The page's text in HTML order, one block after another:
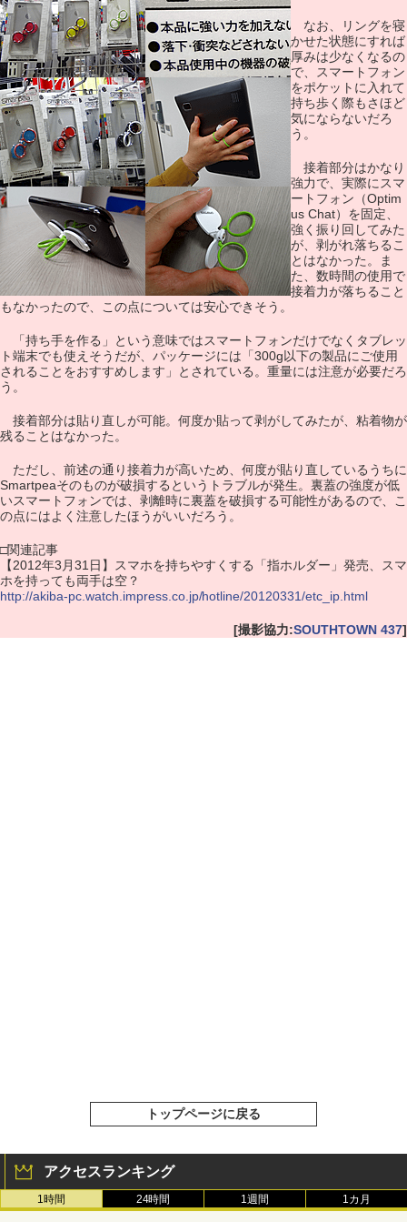
なお、リングを寝
かせた状態にすれば
厚みは少なくなるの
で、スマートフォン
をポケットに入れて
持ち歩く際もさほど
気にならないだろ
う。
接着部分はかなり
強力で、実際にスマ
ートフォン（Optim
us Chat）を固定、
強く振り回してみた
が、剥がれ落ちるこ
とはなかった。ま
た、数時間の使用で
接着力が落ちること
もなかったので、この点については安心できそう。
「持ち手を作る」という意味ではスマートフォンだけでなくタブレッ
ト端末でも使えそうだが、パッケージには「300g以下の製品にご使用
されることをおすすめします」とされている。重量には注意が必要だろ
う。
接着部分は貼り直しが可能。何度か貼って剥がしてみたが、粘着物が
残ることはなかった。
ただし、前述の通り接着力が高いため、何度が貼り直しているうちに
Smartpeaそのものが破損するというトラブルが発生。裏蓋の強度が低
いスマートフォンでは、剥離時に裏蓋を破損する可能性があるので、こ
の点にはよく注意したほうがいいだろう。
□関連記事
【2012年3月31日】スマホを持ちやすくする「指ホルダー」発売、スマ
ホを持っても両手は空？
http://akiba-pc.watch.impress.co.jp/hotline/20120331/etc_ip.html
[撮影協力:SOUTHTOWN 437]
トップページに戻る
アクセスランキング
1時間 24時間 1週間 1カ月